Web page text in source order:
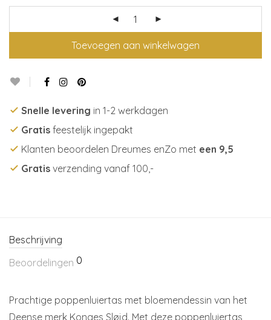
Toevoegen aan winkelwagen
Snelle levering in 1-2 werkdagen
Gratis feestelijk ingepakt
Klanten beoordelen Dreumes enZo met een 9,5
Gratis verzending vanaf 100,-
Beschrijving
Beoordelingen 0
Prachtige poppenluiertas met bloemendessin van het
Deense merk Konges Sløjd. Met deze poppenluiertas